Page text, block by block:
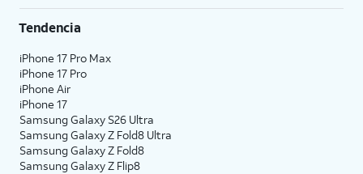
Tendencia
iPhone 17 Pro Max
iPhone 17 Pro
iPhone Air
iPhone 17
Samsung Galaxy S26 Ultra
Samsung Galaxy Z Fold8 Ultra
Samsung Galaxy Z Fold8
Samsung Galaxy Z Flip8